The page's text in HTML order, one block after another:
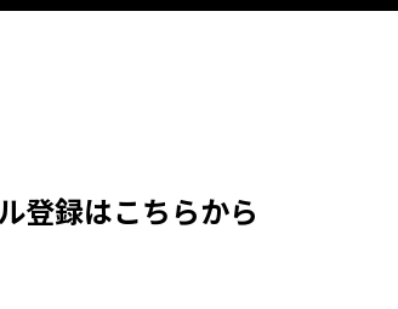
登録はこちらから